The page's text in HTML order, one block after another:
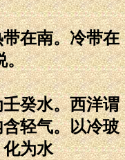
在南。冷带在
。
癸水。西洋谓
轻气。以冷玻
为水